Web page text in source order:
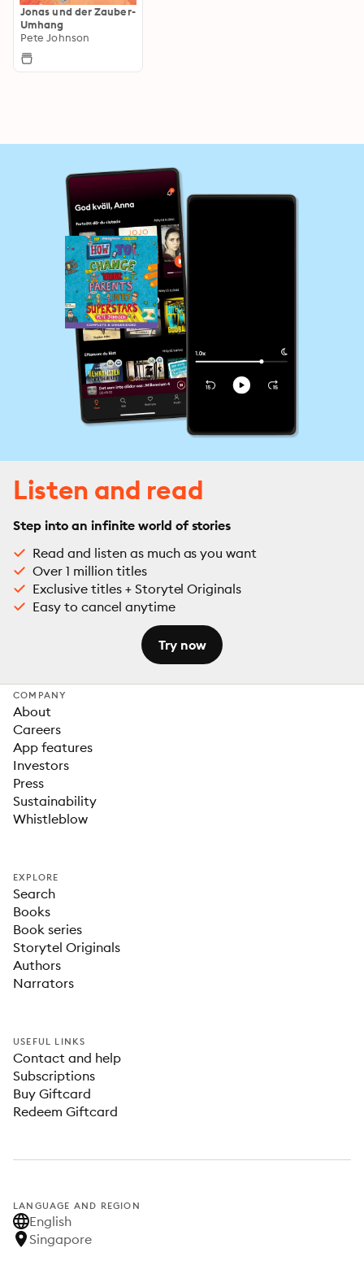
Jonas und der Zauber-
Umhang
Pete Johnson
Listen and read
Step into an infinite world of stories
Read and listen as much as you want
Over 1 million titles
Exclusive titles + Storytel Originals
Easy to cancel anytime
Try now
COMPANY
About
Careers
App features
Investors
Press
Sustainability
Whistleblow
EXPLORE
Search
Books
Book series
Storytel Originals
Authors
Narrators
USEFUL LINKS
Contact and help
Subscriptions
Buy Giftcard
Redeem Giftcard
LANGUAGE AND REGION
English
Singapore